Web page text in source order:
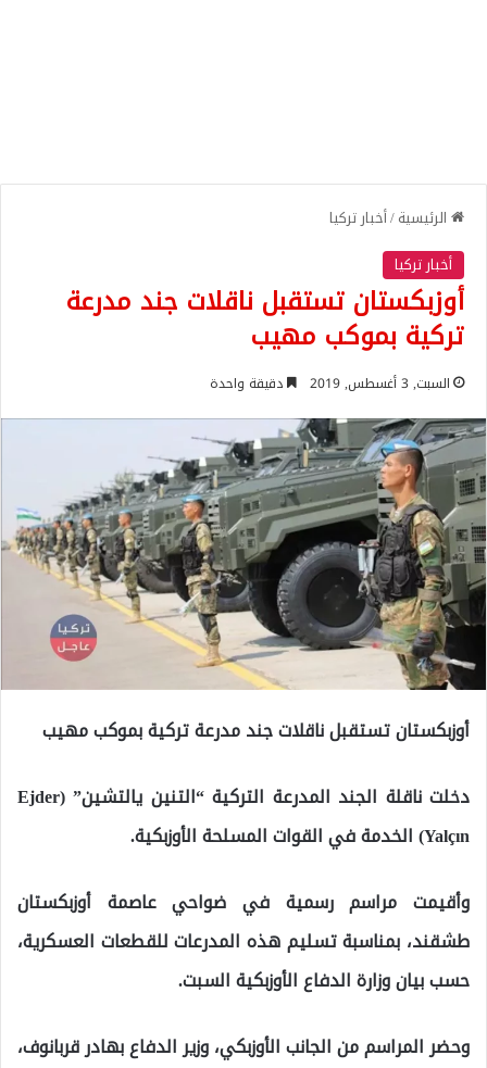
الرئيسية/أخبار تركيا
أخبار تركيا
أوزبكستان تستقبل ناقلات جند مدرعة
تركية بموكب مهيب
السبت, 3 أغسطس, 2019 دقيقة واحدة
أوزبكستان تستقبل ناقلات جند مدرعة تركية بموكب مهيب
دخلت ناقلة الجند المدرعة التركية “التنين يالتشين” (Ejder
Yalçın) الخدمة في القوات المسلحة الأوزبكية.
وأقيمت مراسم رسمية في ضواحي عاصمة أوزبكستان
طشقند، بمناسبة تسليم هذه المدرعات للقطعات العسكرية،
حسب بيان وزارة الدفاع الأوزبكية السبت.
وحضر المراسم من الجانب الأوزبكي، وزير الدفاع بهادر قربانوف،